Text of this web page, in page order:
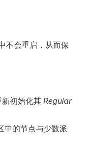
不会重启，从而保
初始化其 Regular
中的节点与少数派